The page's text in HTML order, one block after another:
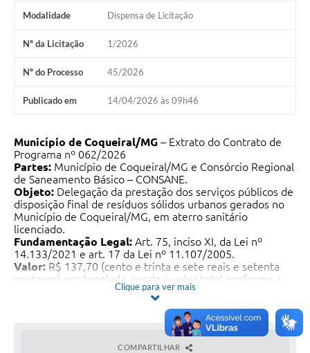
Modalidade Dispensa de Licitação
Nº da Licitação 1/2026
Nº do Processo 45/2026
Publicado em 14/04/2026 às 09h46
Município de Coqueiral/MG – Extrato do Contrato de
Programa nº 062/2026
Partes: Município de Coqueiral/MG e Consórcio Regional
de Saneamento Básico – CONSANE.
Objeto: Delegação da prestação dos serviços públicos de
disposição final de resíduos sólidos urbanos gerados no
Município de Coqueiral/MG, em aterro sanitário
licenciado.
Fundamentação Legal: Art. 75, inciso XI, da Lei nº
14.133/2021 e art. 17 da Lei nº 11.107/2005.
Valor: R$ 137,70 (cento e trinta e sete reais e setenta
centavos) por tonelada, sendo o valor total conforme a
quantidade de serviços efetivamente executados.
14/04/2026 a 31/03/2027.
• Dotação: 15.452.0501.2.057 – 3390.39.00
Clique para ver mais
COMPARTILHAR